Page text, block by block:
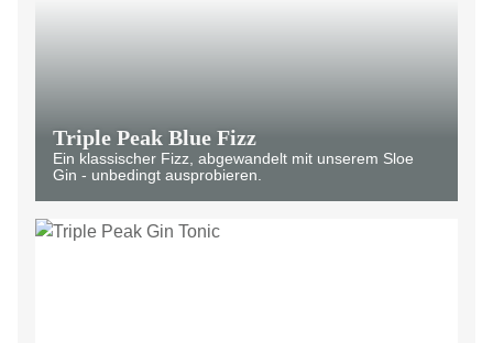
Triple Peak Blue Fizz
Ein klassischer Fizz, abgewandelt mit unserem Sloe
Gin - unbedingt ausprobieren.